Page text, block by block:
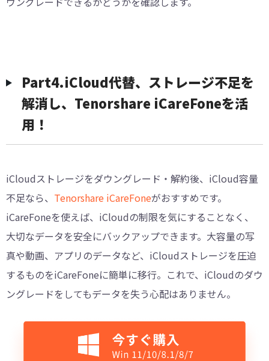
︎Part4.iCloud代替、ストレージ不足を
解消し、Tenorshare iCareFoneを活
用！
iCloudストレージをダウングレード・解約後、iCloud容量
不足なら、 Tenorshare iCareFoneがおすすめです。
iCareFoneを使えば、iCloudの制限を気にすることなく、
大切なデータを安全にバックアップできます。大容量の写
真や動画、アプリのデータなど、iCloudストレージを圧迫
するものをiCareFoneに簡単に移行。これで、iCloudのダウ
ングレードをしてもデータを失う心配はありません。